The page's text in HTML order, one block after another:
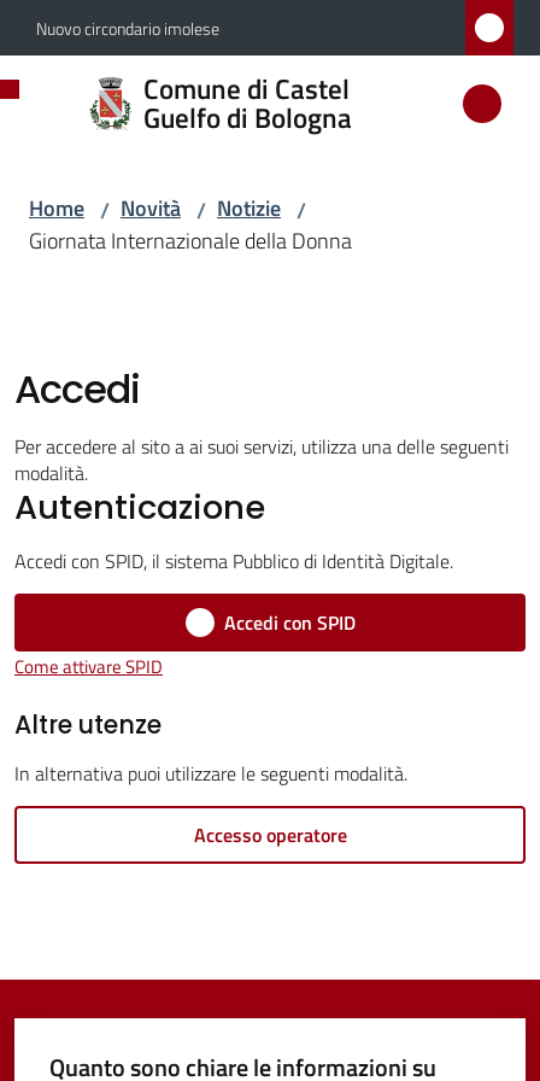
Vai al contenuto
Vai alla navigazione
Vai al footer
Nuovo circondario imolese
Comune di Castel
Guelfo di Bologna
Comune
di
di
Bologna
Amministrazione
Novità
Menu selezionato
Castel
Guelfo
online
Home / Novità / Notizie /
Giornata Internazionale della Donna
Accedi
Per accedere al sito a ai suoi servizi, utilizza una delle seguenti
modalità.
Autenticazione
Accedi con SPID, il sistema Pubblico di Identità Digitale.
Accedi con SPID
Come attivare SPID
Altre utenze
In alternativa puoi utilizzare le seguenti modalità.
Accesso operatore
Quanto sono chiare le informazioni su